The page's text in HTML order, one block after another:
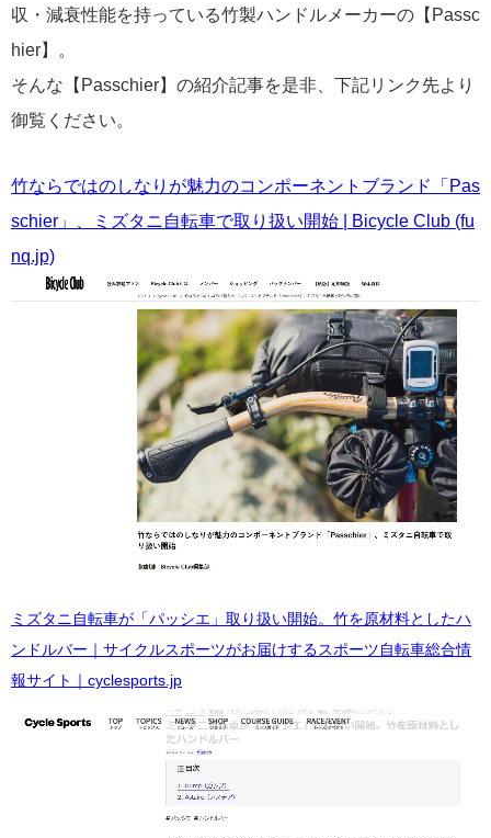
収・減衰性能を持っている竹製ハンドルメーカーの【Passc
hier】。
そんな【Passchier】の紹介記事を是非、下記リンク先より
御覧ください。
竹ならではのしなりが魅力のコンポーネントブランド「Pas
schier」、ミズタニ自転車で取り扱い開始 | Bicycle Club (fu
nq.jp)
ミズタニ自転車が「パッシエ」取り扱い開始。竹を原材料としたハ
ンドルバー｜サイクルスポーツがお届けするスポーツ自転車総合情
報サイト｜cyclesports.jp